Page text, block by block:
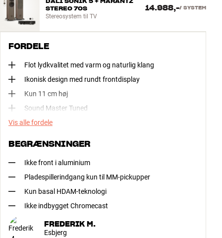
STEREO 70S
Stereosystem til TV
14.988,-/ SYSTEM
FORDELE
Flot lydkvalitet med varm og naturlig klang
Ikonisk design med rundt frontdisplay
Kun 11 cm høj
Sound Master Tuned
Vis alle fordele
BEGRÆNSNINGER
Ikke front i aluminium
Pladespillerindgang kun til MM-pickupper
Kun basal HDAM-teknologi
Ikke indbygget Chromecast
FREDERIK M.
Esbjerg